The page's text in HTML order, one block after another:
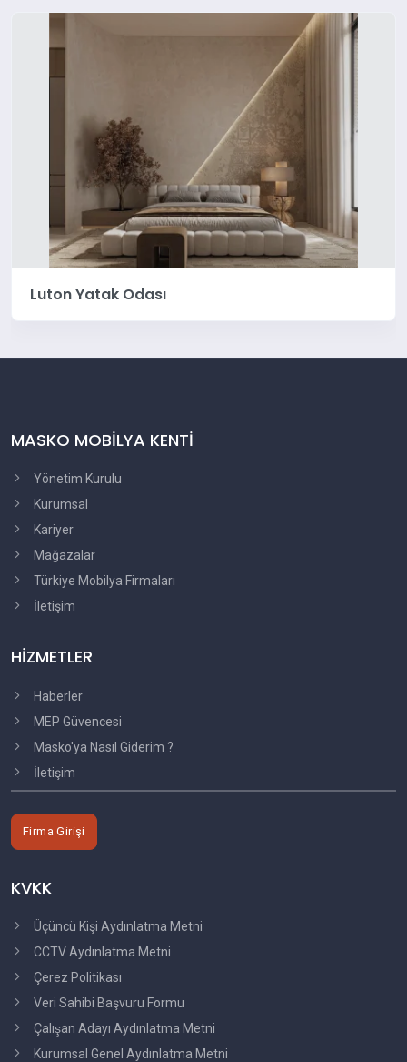
Luton Yatak Odası
MASKO MOBİLYA KENTİ
Yönetim Kurulu
Kurumsal
Kariyer
Mağazalar
Türkiye Mobilya Firmaları
İletişim
HİZMETLER
Haberler
MEP Güvencesi
Masko'ya Nasıl Giderim ?
İletişim
Firma Girişi
KVKK
Üçüncü Kişi Aydınlatma Metni
CCTV Aydınlatma Metni
Çerez Politikası
Veri Sahibi Başvuru Formu
Çalışan Adayı Aydınlatma Metni
Kurumsal Genel Aydınlatma Metni